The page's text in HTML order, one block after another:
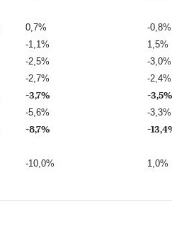
0,7% -0,8%
-1,1% 1,5%
-2,5% -3,0%
-2,7% -2,4%
-3,7% -3,5%
-5,6% -3,3%
-8,7% -
-10,0% 1,0%